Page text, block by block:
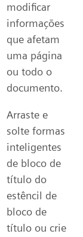
modificar
informações
que afetam
uma página
ou todo o
documento.
Arraste e
solte formas
inteligentes
de bloco de
título do
estêncil de
bloco de
título ou crie